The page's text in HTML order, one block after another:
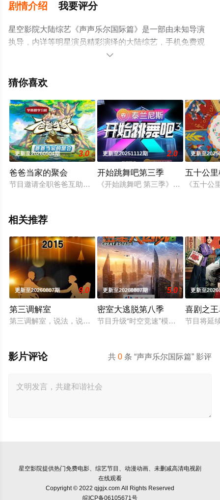
剧情介绍 我要评分
星空影院大陆综艺《声声乐尔国际篇》是一部由未知导演
执导，内详等明星演员精彩演绎的大陆综艺，手机免费观
看高清无删减完整版综艺节目就上星空电影网，更多相关

猜你喜欢
更新至20260504期 3.0
爸爸当家的聚会
节目邀请全职爸爸互助会的老家庭们齐聚长沙，开展爸爸当家
更新至20251112期 2.0
开始跳舞吧第三季
《开始跳舞吧 第三季》聚焦青少年
更新至
五十公
《五十公
相关推荐
更新至20260807期 9.0
第三调解室
第三调解室，说法，说理，说亲情。第三调解室是国内第一档
更新至20260807期 5.0
密室大逃脱第八季
节目升级“时空竞速”模式，每位成员
更新至
喜剧之
节目将延
共0 条 “声声乐尔国际篇” 影评
影片评论
星空影院提供热门免费电影、综艺节目、动漫动画、未删减高清电视剧
在线观看
Copyright © 2022 qjgjx.com All Rights Reserved
皖ICP备06105671号